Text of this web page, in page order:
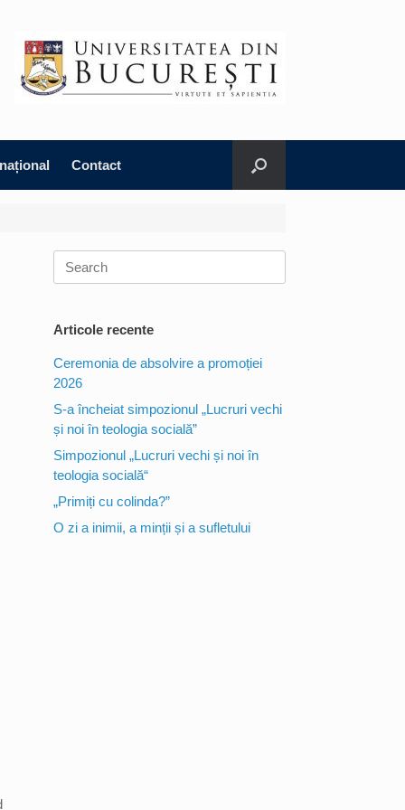
Contact
Search
for:
Articole recente
Ceremonia de absolvire a promoției
2026
S-a încheiat simpozionul „Lucruri vechi
și noi în teologia socială”
Simpozionul „Lucruri vechi și noi în
teologia socială“
„Primiți cu colinda?”
O zi a inimii, a minții și a sufletului